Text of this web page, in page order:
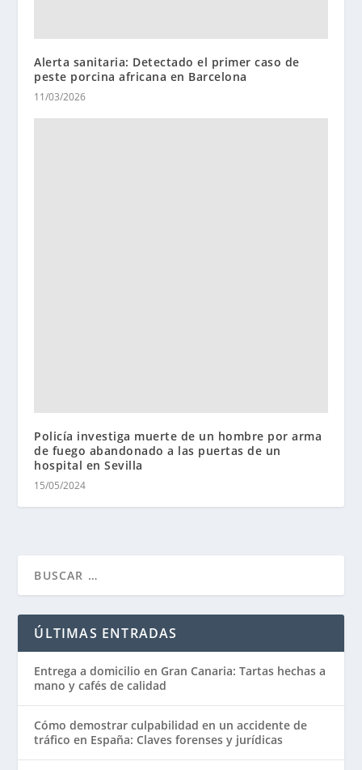
Alerta sanitaria: Detectado el primer caso de
peste porcina africana en Barcelona
11/03/2026
Policía investiga muerte de un hombre por arma
de fuego abandonado a las puertas de un
hospital en Sevilla
15/05/2024
ÚLTIMAS ENTRADAS
Entrega a domicilio en Gran Canaria: Tartas hechas a
mano y cafés de calidad
Cómo demostrar culpabilidad en un accidente de
tráfico en España: Claves forenses y jurídicas